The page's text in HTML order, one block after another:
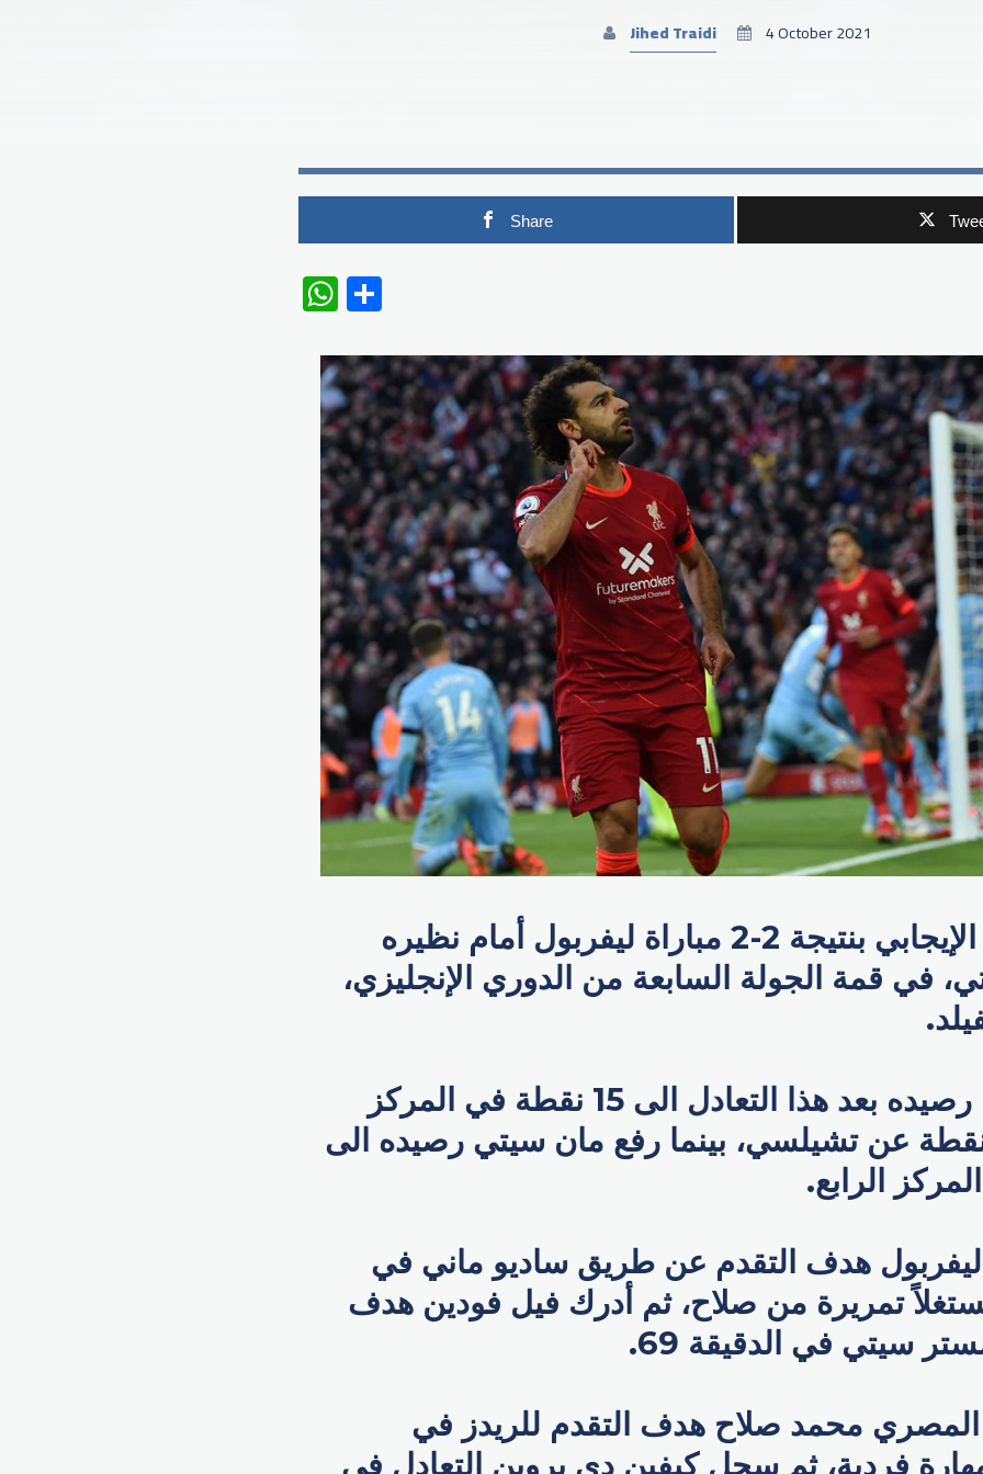
Jihed Traidi 4 October 2021
Share
WhatsApp
حسم التعادل الإيجابي بنتيجة 2-2 مباراة ليفربول أمام نظيره
في قمة الجولة السابعة من الدوري الإنجليزي،
ورفع ليفربول رصيده بعد هذا التعادل الى 15 نقطة في المركز
نقطة عن تشيلسي، بينما رفع مان سيتي رصيده الى
هدف التقدم عن طريق ساديو ماني في
59 مستغلاً تمريرة من صلاح، ثم أدرك فيل فودين هدف
سيتي في الدقيقة 69.
محمد صلاح هدف التقدم للريدز في
76 بمهارة فردية، ثم سجل كيفين دي بروين التعادل في